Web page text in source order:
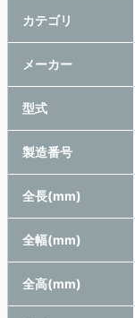
カテゴリ
メーカー
型式
製造番号
全長(mm)
全幅(mm)
全高(mm)